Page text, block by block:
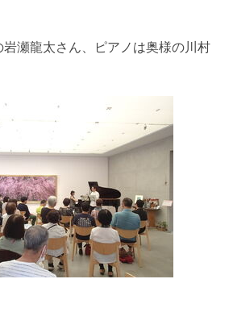
岩瀬龍太さん、ピアノは奥様の川村